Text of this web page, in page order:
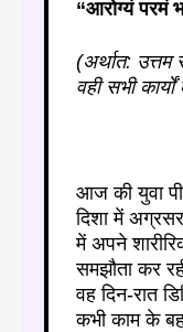
“आरोग्यं परमं
(अर्थात: उत्तम
वही सभी
आज की युवा
दिशा में
में अपने
समझौता कर
वह दिन-रात
कभी काम के